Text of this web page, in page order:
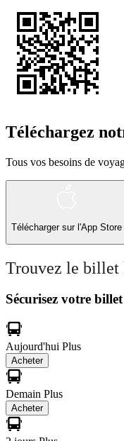
Téléchargez
Tous vos besoins de
Télécharger sur l'App Store
Trouvez le billet
Sécurisez votre
Aujourd'hui Plus
Acheter
Demain Plus
Acheter